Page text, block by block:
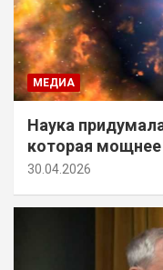
МЕДИА
Наука
которая мощнее
30.04.2026